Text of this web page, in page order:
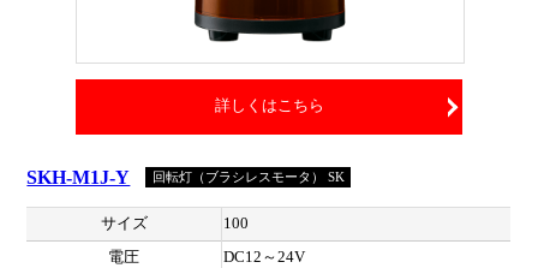
詳しくはこちら
SKH-M1J-Y 回転灯（ブラシレスモータ） SK
サイズ
100
電圧
DC12～24V